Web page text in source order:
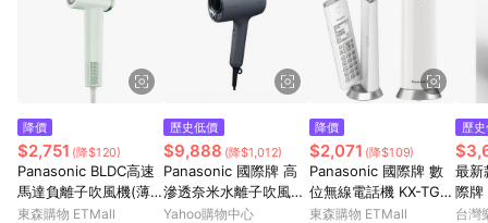
由網頁版(電腦版/手機版網頁)切換為App都將會造成追蹤中斷而
平台，商品資料更新會有時間差，如顯示之商品規格、顏色、價
位、贈品與台灣樂天市場銷售網頁不符，以銷售網頁標示為準。
(6) 導購訂單已逾 365 天，根據台灣樂天回饋規定，逾期訂單將
點數回饋或點數回饋有爭議，台灣樂天市場保有更改條款與法律
追訴之權利，活動詳情以樂天市場網站公告為準。
降價
$2,751 (降$120)
Panasonic BLDC高速
馬達負離子吹風機(薄
荷綠) EH-NE6L-G
東森購物 ETMall
歷史低價
$9,888 (降$1,012)
Panasonic 國際牌 高
滲透奈米水離子吹風機
岩墨灰 EH-NA0K-K
Yahoo購物中心
降價
$2,071 (降$109)
Panasonic 國際牌 數
位無線電話機 KX-TGK
210TWW 公司貨
東森購物 ETMall
歷
最新
際牌
空氣
台灣